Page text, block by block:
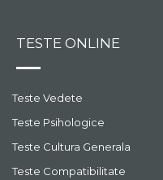
TESTE ONLINE
Teste Vedete
Teste Psihologice
Teste Cultura Generala
Teste Compatibilitate